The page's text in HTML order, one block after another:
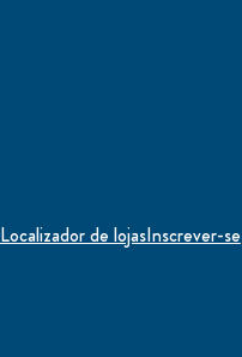
Localizador de lojasInscrever-se